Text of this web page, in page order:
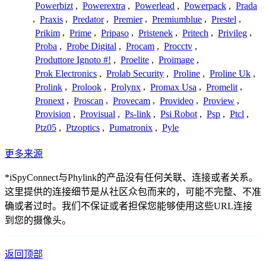
Powerbizt , Powerextra , Powerlead , Powerpack , Prada
, Praxis , Predator , Premier , Premiumblue , Prestel ,
Prikim , Prime , Pripaso , Pristenek , Pritech , Privileg ,
Proba , Probe Digital , Procam , Procctv ,
Produttore Ignoto #! , Proelite , Proimage ,
Prok Electronics , Prolab Security , Proline , Proline Uk ,
Prolink , Prolook , Prolynx , Promax Usa , Promelit ,
Pronext , Proscan , Provecam , Provideo , Proview ,
Provision , Provisual , Ps-link , Psi Robot , Psp , Ptcl ,
Ptz05 , Ptzoptics , Pumatronix , Pyle
更多来源
*iSpyConnect与Phylink的产品没有任何关联、连接或者关系。
这里提供的连接细节是从社区众包而来的，可能不完整、不准
确或者过时。我们不保证或者担保您能够使用这些URL连接
到您的摄像头。
返回顶部